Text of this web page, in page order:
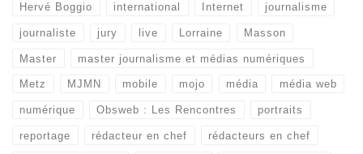
Hervé Boggio international Internet journalisme
journaliste jury live Lorraine Masson
Master master journalisme et médias numériques
Metz MJMN mobile mojo média média web
numérique Obsweb : Les Rencontres portraits
reportage rédacteur en chef rédacteurs en chef